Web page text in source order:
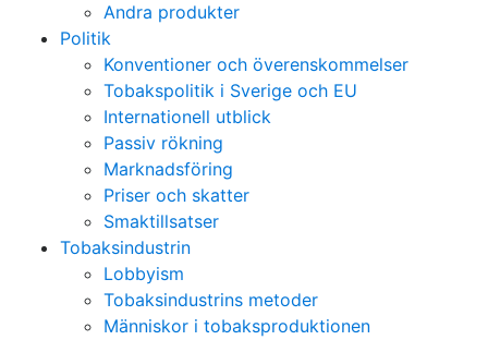
Andra produkter
Politik
Konventioner och överenskommelser
Tobakspolitik i Sverige och EU
Internationell utblick
Passiv rökning
Marknadsföring
Priser och skatter
Smaktillsatser
Tobaksindustrin
Lobbyism
Tobaksindustrins metoder
Människor i tobaksproduktionen